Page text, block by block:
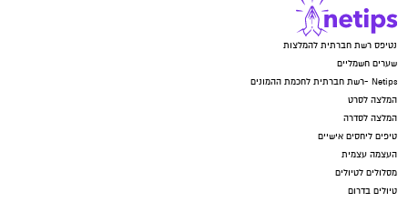
נטיפס רשת חברתית להמלצות
שערים חשמליים
Netips -רשת חברתית לחכמת ההמונים
המלצה לסרט
המלצה לסדרה
טיפים ליחסים אישיים
העצמה עצמית
מסלולים לטיולים
טיולים בדרום